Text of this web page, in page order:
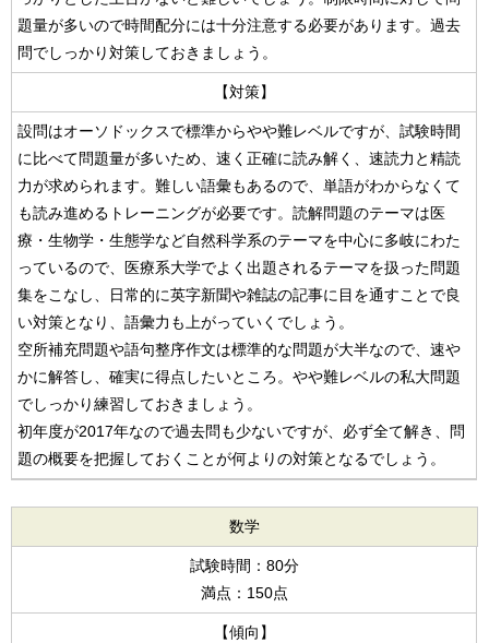
題量が多いので時間配分には十分注意する必要があります。過去
問でしっかり対策しておきましょう。
【対策】
設問はオーソドックスで標準からやや難レベルですが、試験時間
に比べて問題量が多いため、速く正確に読み解く、速読力と精読
力が求められます。難しい語彙もあるので、単語がわからなくて
も読み進めるトレーニングが必要です。読解問題のテーマは医
療・生物学・生態学など自然科学系のテーマを中心に多岐にわた
っているので、医療系大学でよく出題されるテーマを扱った問題
集をこなし、日常的に英字新聞や雑誌の記事に目を通すことで良
い対策となり、語彙力も上がっていくでしょう。
空所補充問題や語句整序作文は標準的な問題が大半なので、速や
かに解答し、確実に得点したいところ。やや難レベルの私大問題
でしっかり練習しておきましょう。
初年度が2017年なので過去問も少ないですが、必ず全て解き、問
題の概要を把握しておくことが何よりの対策となるでしょう。
数学
試験時間：80分
満点：150点
【傾向】